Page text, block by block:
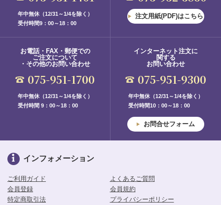
年中無休（12/31～1/4を除く）
受付時間9：00～18：00
注文用紙(PDF)はこちら
お電話・FAX・郵便での
ご注文について
・その他のお問い合わせ
075-951-1700
年中無休（12/31～1/4を除く）
受付時間 9：00～18：00
インターネット注文に
関する
お問い合わせ
075-951-9300
年中無休（12/31～1/4を除く）
受付時間10：00～18：00
お問合せフォーム
インフォメーション
ご利用ガイド
よくあるご質問
会員登録
会員規約
特定商取引法
プライバシーポリシー